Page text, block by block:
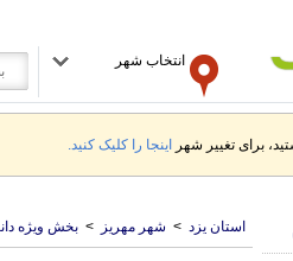
انتخاب شهر
برای تغییر شهر اینجا را کلیک کنید.
استان یزد > شهر مهریز > بخش ویژه